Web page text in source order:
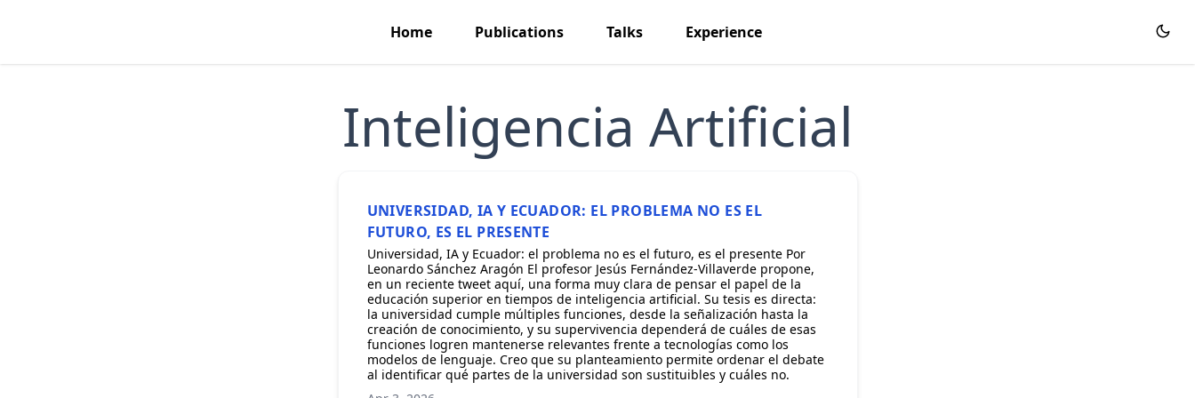
Home Publications Talks Experience
Inteligencia Artificial
UNIVERSIDAD, IA Y ECUADOR: EL PROBLEMA NO ES EL
FUTURO, ES EL PRESENTE
Universidad, IA y Ecuador: el problema no es el futuro, es el presente Por
Leonardo Sánchez Aragón El profesor Jesús Fernández-Villaverde propone,
en un reciente tweet aquí, una forma muy clara de pensar el papel de la
educación superior en tiempos de inteligencia artificial. Su tesis es directa:
la universidad cumple múltiples funciones, desde la señalización hasta la
creación de conocimiento, y su supervivencia dependerá de cuáles de esas
funciones logren mantenerse relevantes frente a tecnologías como los
modelos de lenguaje. Creo que su planteamiento permite ordenar el debate
al identificar qué partes de la universidad son sustituibles y cuáles no.